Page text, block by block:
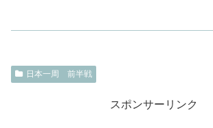
日本一周 前半戦
スポンサーリンク